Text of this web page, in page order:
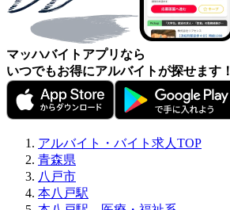
マッハバイトアプリなら
いつでもお得にアルバイトが探せます！
アルバイト・バイト求人TOP
青森県
八戸市
本八戸駅